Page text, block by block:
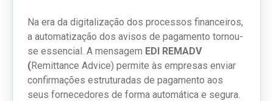
Na era da digitalização dos processos financeiros,
a automatização dos avisos de pagamento tornou-
se essencial. A mensagem EDI REMADV
(Remittance Advice) permite às empresas enviar
confirmações estruturadas de pagamento aos
seus fornecedores de forma automática e segura.